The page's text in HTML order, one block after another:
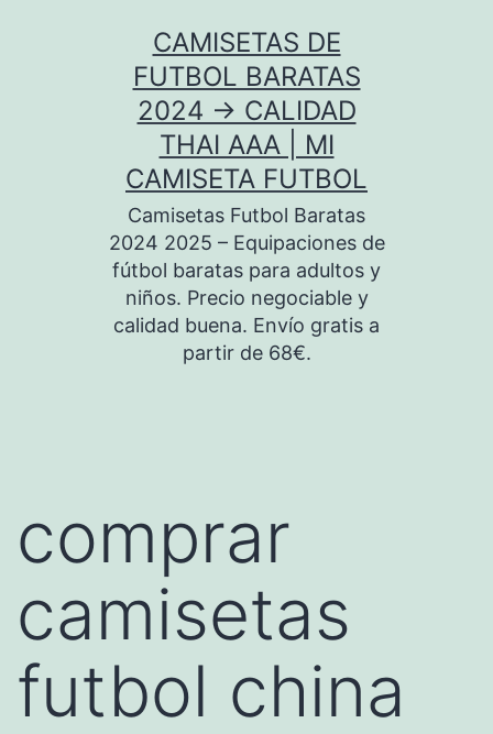
CAMISETAS DE
FUTBOL BARATAS
2024 → CALIDAD
THAI AAA | MI
CAMISETA FUTBOL
Camisetas Futbol Baratas
2024 2025 – Equipaciones de
fútbol baratas para adultos y
niños. Precio negociable y
calidad buena. Envío gratis a
partir de 68€.
comprar
camisetas
futbol china